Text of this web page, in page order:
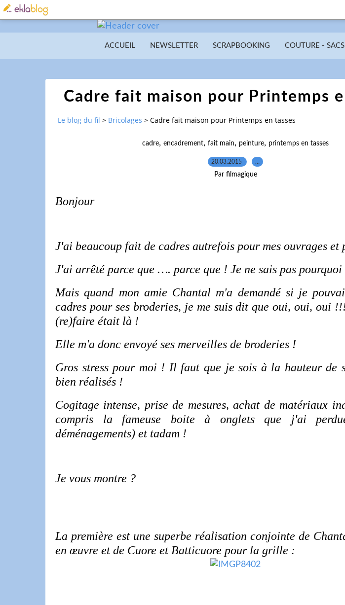
ACCUEIL NEWSLETTER SCRAPBOOKING COUTURE - SACS
Cadre fait maison pour Printemps
Le blog du fil > Bricolages > Cadre fait maison pour Printemps en tasses
cadre, encadrement, fait main, peinture, printemps en tasses
20.03.2015 …
Par filmagique
Bonjour
J'ai beaucoup fait de cadres autrefois pour mes ouvrages
J'ai arrêté parce que …. parce que ! Je ne sais pas
Mais quand mon amie Chantal m'a demandé si je
cadres pour ses broderies, je me suis dit que oui, oui, oui
(re)faire était là !
Elle m'a donc envoyé ses merveilles de broderies !
Gros stress pour moi ! Il faut que je sois à la hauteur de
bien réalisés !
Cogitage intense, prise de mesures, achat de matériaux
compris la fameuse boite à onglets que j'ai
déménagements) et tadam !
Je vous montre ?
La première est une superbe réalisation conjointe de
en œuvre et de Cuore et Batticuore pour la grille :